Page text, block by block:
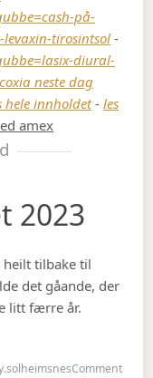
på-
levaxin-tirosintsol -
diural-
neste dag
hele innholdet-les
amex
2023
heilt tilbake til
det gåande, der
litt færre år.
Commenton